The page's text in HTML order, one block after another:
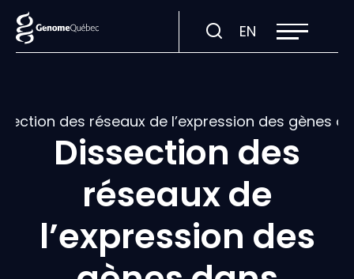
EN Visiter
la
English.
la
navigation
du
des réseaux de l’expression des gènes
Dissection des
réseaux de
l’expression des